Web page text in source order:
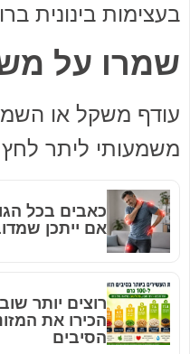
בעצימות בינונית
שמרו על
עודף משקל או
משמעותי ליתר
כאבים בכל
אם ייתכן
רוצים יותר
הכירו את
הסיבים